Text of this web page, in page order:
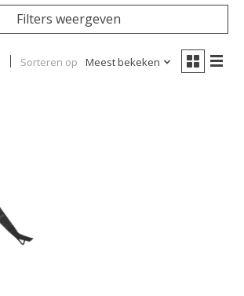
Filters weergeven
Sorteren op Meest bekeken